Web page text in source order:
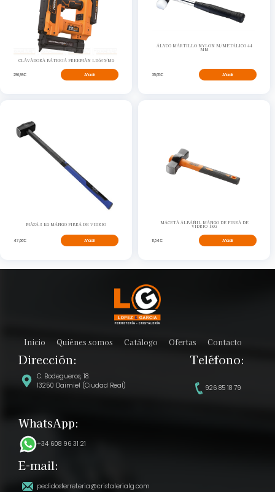
CLAVADORA BATERIA FREEMAN LD635/MG
296,99€ Añadir
ALYCO MARTILLO NYLON M/METALICO 44
MM
35,65€ Añadir
MAZA 3 KG MANGO FIBRA DE VIDRIO
47,66€ Añadir
MACETA ALBAÑIL MANGO DE FIBRA DE
VIDRIO 1KG
11,54€ Añadir
Inicio Quiénes somos Catálogo Ofertas Contacto
Dirección:
C. Bodegueros, 18.
13250 Daimiel (Ciudad Real)
Teléfono:
926 85 18 79
WhatsApp:
+34 608 96 31 21
E-mail:
pedidosferreteria@cristalerialg.com